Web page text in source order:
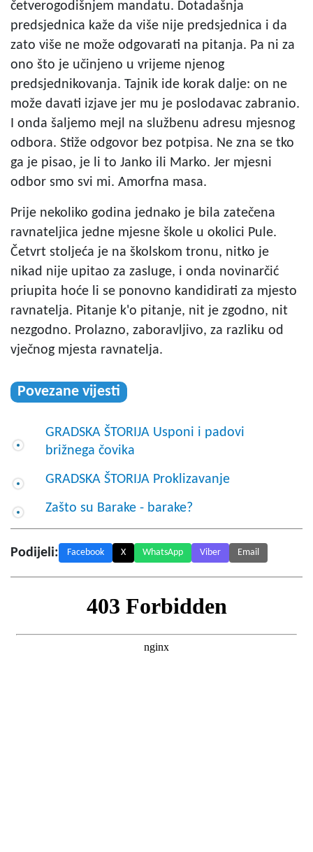
četverogodišnjem mandatu. Dotadašnja
predsjednica kaže da više nije predsjednica i da
zato više ne može odgovarati na pitanja. Pa ni za
ono što je učinjeno u vrijeme njenog
predsjednikovanja. Tajnik ide korak dalje: on ne
može davati izjave jer mu je poslodavac zabranio.
I onda šaljemo mejl na službenu adresu mjesnog
odbora. Stiže odgovor bez potpisa. Ne zna se tko
ga je pisao, je li to Janko ili Marko. Jer mjesni
odbor smo svi mi. Amorfna masa.
Prije nekoliko godina jednako je bila zatečena
ravnateljica jedne mjesne škole u okolici Pule.
Četvrt stoljeća je na školskom tronu, nitko je
nikad nije upitao za zasluge, i onda novinarčić
priupita hoće li se ponovno kandidirati za mjesto
ravnatelja. Pitanje k'o pitanje, nit je zgodno, nit
nezgodno. Prolazno, zaboravljivo, za razliku od
vječnog mjesta ravnatelja.
Povezane vijesti
GRADSKA ŠTORIJA Usponi i padovi
brižnega čovika
GRADSKA ŠTORIJA Proklizavanje
Zašto su Barake - barake?
Podijeli: Facebook X WhatsApp Viber Email